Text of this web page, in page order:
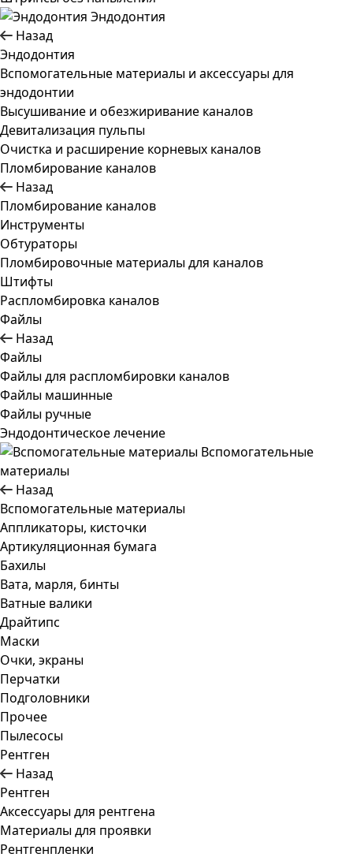
Эндодонтия
Назад
Эндодонтия
Вспомогательные материалы и аксессуары для
эндодонтии
Высушивание и обезжиривание каналов
Девитализация пульпы
Очистка и расширение корневых каналов
Пломбирование каналов
Назад
Пломбирование каналов
Инструменты
Обтураторы
Пломбировочные материалы для каналов
Штифты
Распломбировка каналов
Файлы
Назад
Файлы
Файлы для распломбировки каналов
Файлы машинные
Файлы ручные
Эндодонтическое лечение
Вспомогательные
материалы
Назад
Вспомогательные материалы
Аппликаторы, кисточки
Артикуляционная бумага
Бахилы
Вата, марля, бинты
Ватные валики
Драйтипс
Маски
Очки, экраны
Перчатки
Подголовники
Прочее
Пылесосы
Рентген
Назад
Рентген
Аксессуары для рентгена
Материалы для проявки
Рентгенпленки